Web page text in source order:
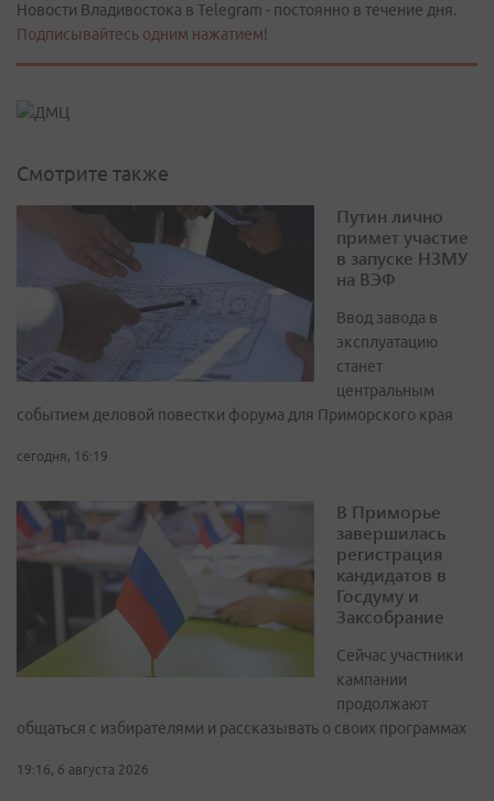
Новости Владивостока в Telegram - постоянно в течение дня.
Подписывайтесь одним нажатием!
Смотрите также
Путин лично
примет участие
в запуске НЗМУ
на ВЭФ
Ввод завода в
эксплуатацию
станет
центральным
событием деловой повестки форума для Приморского края
сегодня, 16:19
В Приморье
завершилась
регистрация
кандидатов в
Госдуму и
Заксобрание
Сейчас участники
кампании
продолжают
общаться с избирателями и рассказывать о своих программах
19:16, 6 августа 2026